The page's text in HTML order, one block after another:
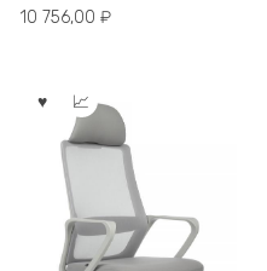
10 756,00 ₽